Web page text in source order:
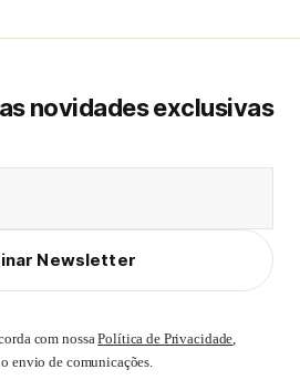
novidades exclusivas
Newsletter
com nossaPolítica de Privacidade,
envio de comunicações.